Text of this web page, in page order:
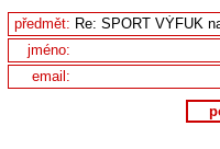
předmět:
jméno:
email: